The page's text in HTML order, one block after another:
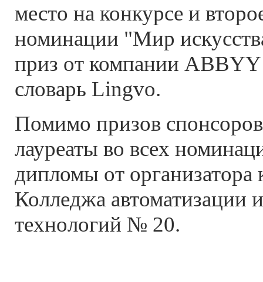
место на конкурсе и
номинации "Мир
приз от компании
словарь Lingvo.
Помимо призов
лауреаты во всех
дипломы от организатора
Колледжа
технологий № 20.